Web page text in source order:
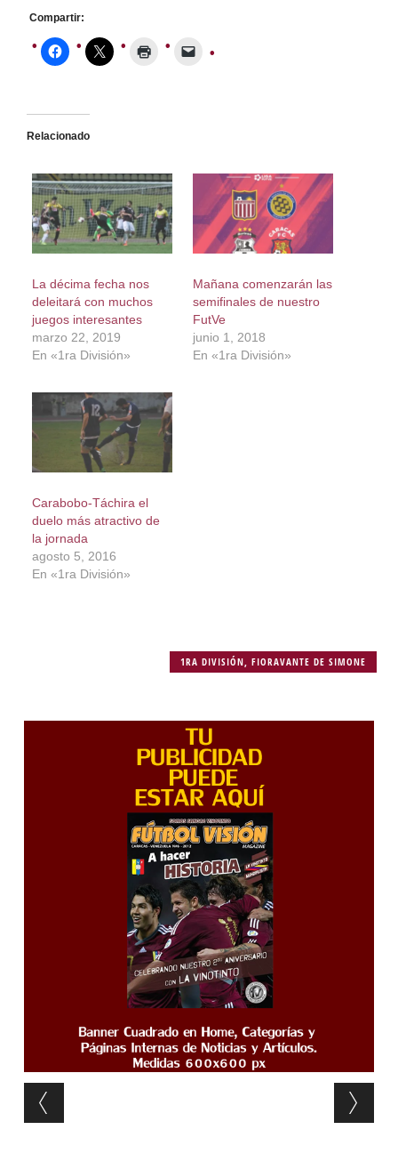
Compartir:
Relacionado
La décima fecha nos
deleitará con muchos
juegos interesantes
marzo 22, 2019
En «1ra División»
Mañana comenzarán las
semifinales de nuestro
FutVe
junio 1, 2018
En «1ra División»
Carabobo-Táchira el
duelo más atractivo de
la jornada
agosto 5, 2016
En «1ra División»
1RA DIVISIÓN,FIORAVANTE DE SIMONE
Post navigation